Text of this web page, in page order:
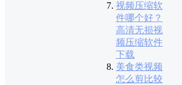
视频压缩软
件哪个好？
高清无损视
频压缩软件
下载
美食类视频
怎么剪比较